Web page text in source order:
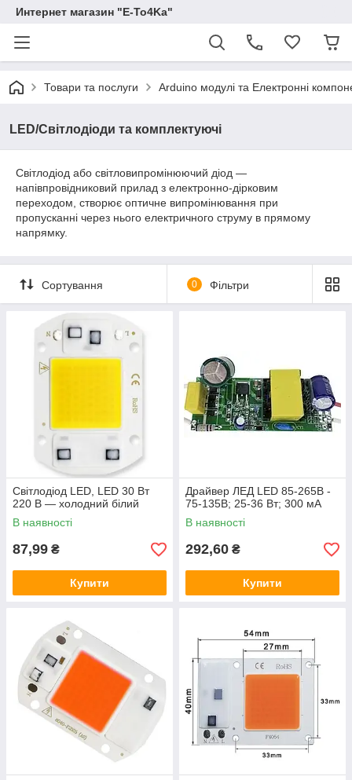
Интернет магазин "E-To4Ka"
Товари та послуги Arduino модулі та Електронні
LED/Світлодіоди та комплектуючі
Світлодіод або світловипромінюючий діод —
напівпровідниковий прилад з електронно-дірковим
переходом, створює оптичне випромінювання при
пропусканні через нього електричного струму в прямому
напрямку.
Сортування 0 Фільтри
Світлодіод LED, LED 30 Вт
220 В — холодний білий
В наявності
87,99 ₴
Купити
Драйвер ЛЕД LED 85-265В -
75-135В; 25-36 Вт; 300 мА
В наявності
292,60 ₴
Купити